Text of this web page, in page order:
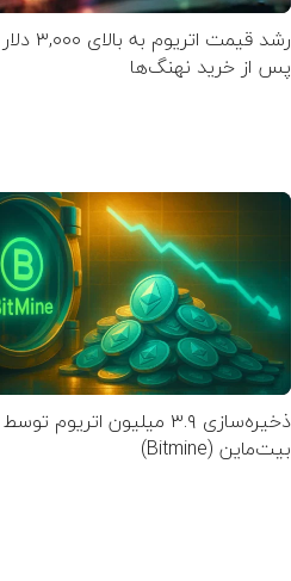
رشد قیمت اتریوم به بالای ۳,۰۰۰ دلار
پس از خرید نهنگ‌ها
ذخیره‌سازی ۳.۹ میلیون اتریوم توسط
بیت‌ماین (Bitmine)